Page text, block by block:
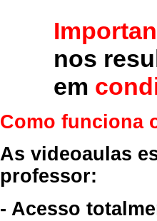
nos
em
Como funciona
As videoaulas
professor:
- Acesso